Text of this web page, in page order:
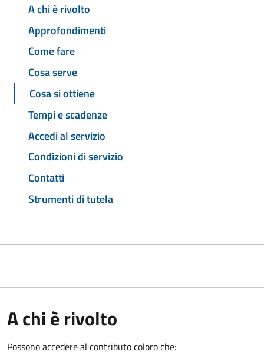
A chi è rivolto
Approfondimenti
Come fare
Cosa serve
Cosa si ottiene
Tempi e scadenze
Accedi al servizio
Condizioni di servizio
Contatti
Strumenti di tutela
A chi è rivolto
Possono accedere al contributo coloro che: